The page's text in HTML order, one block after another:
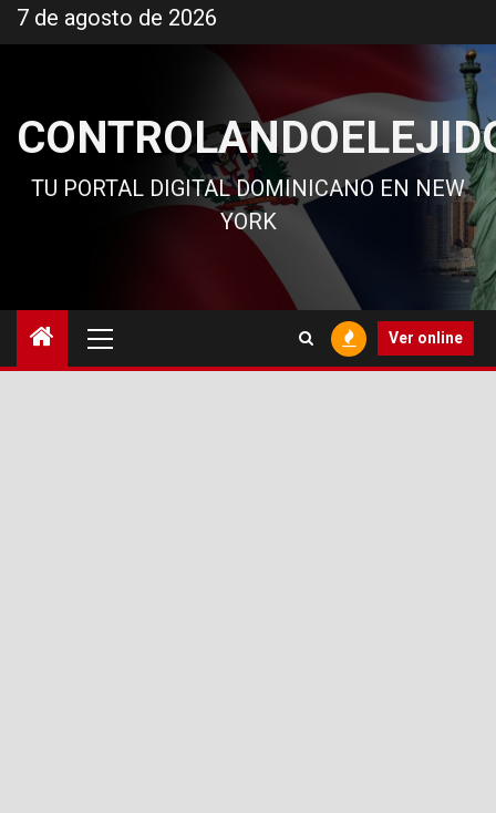
al
7 de agosto de 2026
TU PORTAL DIGITAL DOMINICANO EN NEW
YORK
principal
Ver online